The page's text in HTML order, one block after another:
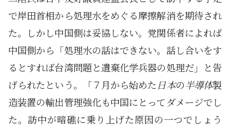
で岸田首相から処理水をめぐる摩擦解消を期待され
た。しかし中国側は妥協しない。党関係者によれば
中国側から「処理水の話はできない。話し合いをす
るとすれば台湾問題と遺棄化学兵器の処理だ」と告
げられたという。「７月から始めた 日本の半導体製
造装置の輸出管理強化も中国にとってダメージでし
た。訪中が暗礁に乗り上げた原因の一つでしょう